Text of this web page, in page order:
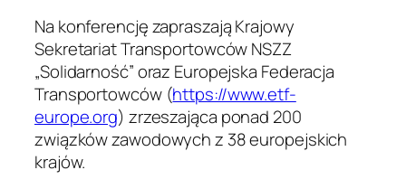
Na konferencję zapraszają Krajowy
Sekretariat Transportowców NSZZ
„Solidarność” oraz Europejska Federacja
Transportowców (https://www.etf-
europe.org) zrzeszająca ponad 200
związków zawodowych z 38 europejskich
krajów.